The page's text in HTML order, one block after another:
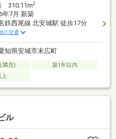
310.11m2
年7月 新築
鉄西尾線 北安城駅 徒歩17分
の交通
知県安城市末広町
隣含)
築1年以内
上
ル